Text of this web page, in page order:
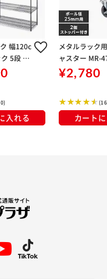
幅120c
5段 M
バー (ポ
・棚板
入れる
メタルラック
ャスター MR-
入り
¥2,780
カート